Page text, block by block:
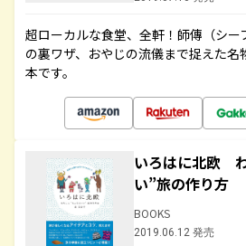
超ローカルな食堂、全軒！師傳（シー
の裏ワザ、おやじの流儀まで捉えた名
本です。
いろはに北欧
い”旅の作り方
BOOKS
2019.06.12 発売